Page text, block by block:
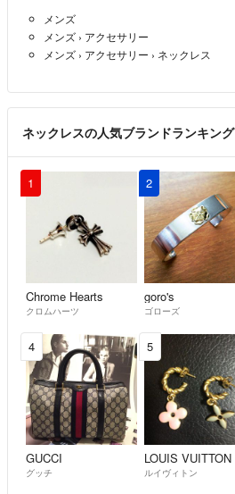
メンズ
メンズ › アクセサリー
メンズ › アクセサリー › ネックレス
ネックレスの人気ブランドランキング
1
Chrome Hearts
クロムハーツ
2
goro's
ゴローズ
4
GUCCI
グッチ
5
LOUIS VUITTON
ルイヴィトン